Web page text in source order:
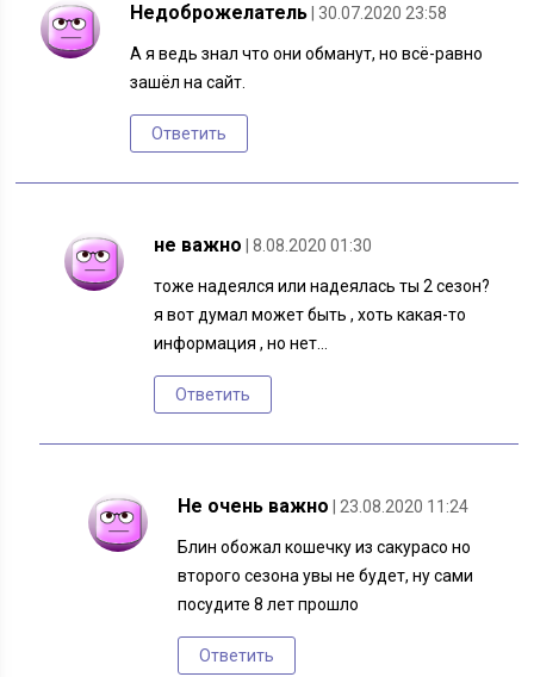
Недоброжелатель | 30.07.2020 23:58
А я ведь знал что они обманут, но всё-равно
зашёл на сайт.
Ответить
не важно | 8.08.2020 01:30
тоже надеялся или надеялась ты 2 сезон?
я вот думал может быть , хоть какая-то
информация , но нет…
Ответить
Не очень важно | 23.08.2020 11:24
Блин обожал кошечку из сакурасо но
второго сезона увы не будет, ну сами
посудите 8 лет прошло
Ответить